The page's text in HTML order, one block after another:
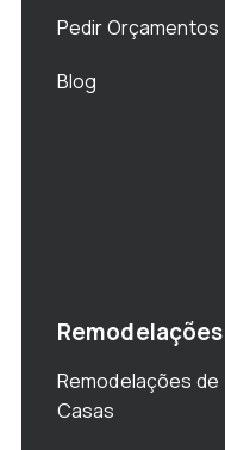
Pedir Orçamentos
Blog
Remodelações
Remodelações de
Casas